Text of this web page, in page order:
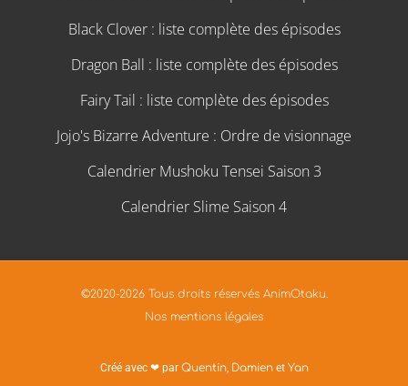
Black Clover : liste complète des épisodes
Dragon Ball : liste complète des épisodes
Fairy Tail : liste complète des épisodes
Jojo's Bizarre Adventure : Ordre de visionnage
Calendrier Mushoku Tensei Saison 3
Calendrier Slime Saison 4
©2020-2026 Tous droits réservés AnimOtaku.
Nos mentions légales
Créé avec ❤ par Quentin, Damienet Yan